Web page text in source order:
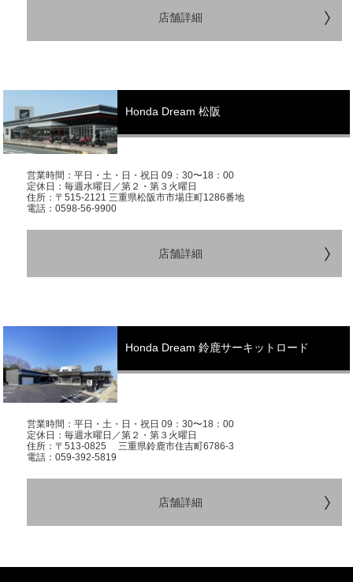
店舗詳細
Honda Dream 松阪
営業時間：平日・土・日・祝日 09：30〜18：00
定休日：毎週水曜日／第２・第３火曜日
住所：〒515-2121 三重県松阪市市場庄町1286番地
電話：0598-56-9900
店舗詳細
Honda Dream 鈴鹿サーキットロード
営業時間：平日・土・日・祝日 09：30〜18：00
定休日：毎週水曜日／第２・第３火曜日
住所：〒513-0825 三重県鈴鹿市住吉町6786-3
電話：059-392-5819
店舗詳細